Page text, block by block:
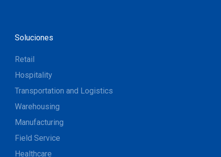
Soluciones
Retail
Hospitality
Transportation and Logistics
Warehousing
Manufacturing
Field Service
Healthcare